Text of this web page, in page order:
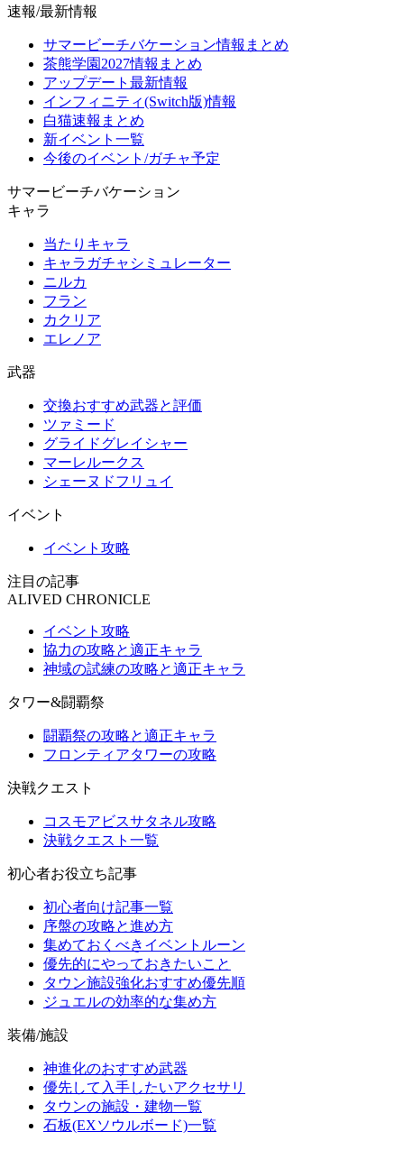
速報/最新情報
サマービーチバケーション情報まとめ
茶熊学園2027情報まとめ
アップデート最新情報
インフィニティ(Switch版)情報
白猫速報まとめ
新イベント一覧
今後のイベント/ガチャ予定
サマービーチバケーション
キャラ
当たりキャラ
キャラガチャシミュレーター
ニルカ
フラン
カクリア
エレノア
武器
交換おすすめ武器と評価
ツァミード
グライドグレイシャー
マーレルークス
シェーヌドフリュイ
イベント
イベント攻略
注目の記事
ALIVED CHRONICLE
イベント攻略
協力の攻略と適正キャラ
神域の試練の攻略と適正キャラ
タワー&闘覇祭
闘覇祭の攻略と適正キャラ
フロンティアタワーの攻略
決戦クエスト
コスモアビスサタネル攻略
決戦クエスト一覧
初心者お役立ち記事
初心者向け記事一覧
序盤の攻略と進め方
集めておくべきイベントルーン
優先的にやっておきたいこと
タウン施設強化おすすめ優先順
ジュエルの効率的な集め方
装備/施設
神進化のおすすめ武器
優先して入手したいアクセサリ
タウンの施設・建物一覧
石板(EXソウルボード)一覧